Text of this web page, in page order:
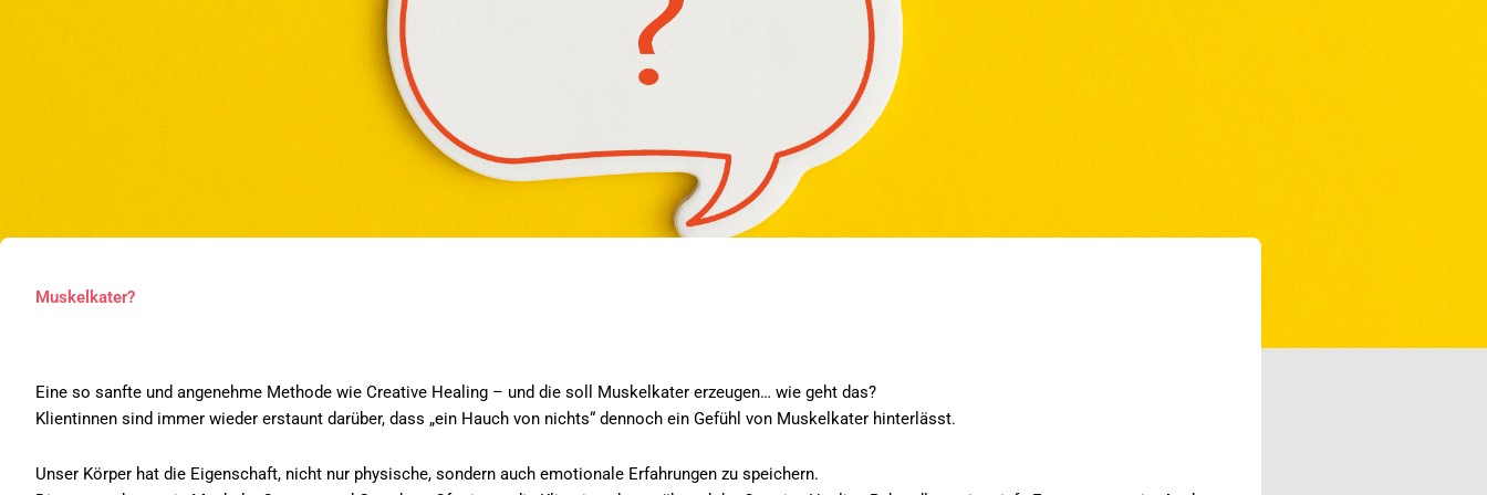
Muskelkater?
Eine so sanfte und angenehme Methode wie Creative Healing – und die soll Muskelkater erzeugen… wie geht das?
Klientinnen sind immer wieder erstaunt darüber, dass „ein Hauch von nichts“ dennoch ein Gefühl von Muskelkater hinterlässt.
Unser Körper hat die Eigenschaft, nicht nur physische, sondern auch emotionale Erfahrungen zu speichern.